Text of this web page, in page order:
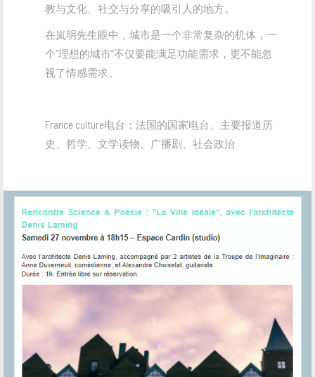
教与文化、社交与分享的吸引人的地方。
在岚明先生眼中，城市是一个非常复杂的机体，一
个“理想的城市”不仅要能满足功能需求，更不能忽
视了情感需求。
France culture电台：法国的国家电台。主要报道历
史、哲学、文学读物、广播剧、社会政治